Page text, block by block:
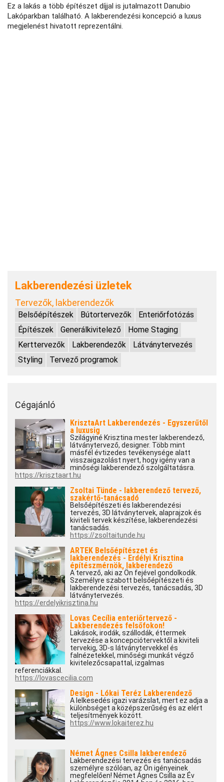
Ez a lakás a több építészet díjjal is jutalmazott Danubio
Lakóparkban található. A lakberendezési koncepció a luxus
megjelenést hivatott reprezentálni.
Lakberendezési üzletek
Tervezők, lakberendezők
Belsőépítészek Bútortervezők
Enteriőrfotózás
Építészek
Generálkivitelező
Home Staging
Kerttervezők
Lakberendezők
Látványtervezés
Styling
Tervező programok
Cégajánló
KrisztaArt Lakberendezés - Egyszerűtől
a luxusig
Szilágyiné Krisztina mester lakberendező,
látványtervező, designer. Több mint
másfél évtizedes tevékenysége alatt
visszaigazolást nyert, hogy igény van a
minőségi lakberendező szolgáltatásra.
https://krisztaart.hu
Zsoltai Tünde - lakberendező tervező,
szakértő-tanácsadó
Belsőépítészeti és lakberendezési
tervezés, 3D látványtervek, alaprajzok és
kiviteli tervek készítése, lakberendezési
tanácsadás.
https://zsoltaitunde.hu
ARTEK Belsőépítészet és
lakberendezés - Erdélyi Krisztina
építészmérnök, lakberendező
A tervező, aki az Ön fejével gondolkodik.
Személyre szabott belsőépítészeti és
lakberendezési tervezés, tanácsadás, 3D
látványtervezés.
https://erdelyikrisztina.hu
Lovas Cecília enteriőrtervező -
Lakberendezés felsőfokon!
Lakások, irodák, szállodák, éttermek
tervezése a koncepciótervektől a kiviteli
tervekig, 3D-s látványtervekkel és
falnézetekkel, minőségi munkát végző
kivitelezőcsapattal, izgalmas
referenciákkal.
https://lovascecilia.com
Design - Lókai Teréz Lakberendező
A lelkesedés igazi varázslat, mert ez adja a
különbséget a középszerűség és az elért
teljesítmények között.
https://www.lokaiterez.hu
Német Ágnes Csilla lakberendező
Lakberendezési tervezés és tanácsadás
személyre szólóan, az Ön igényeinek
megfelelően! Német Ágnes Csilla az Év